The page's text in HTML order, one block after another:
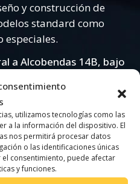
utilizamos tecnologías como las
a la información del dispositivo. El
nos permitirá procesar datos
o las identificaciones únicas
consentimiento, puede afectar
y funciones.
y construcción de
standard como
especiales.
a Alcobendas 14B, bajo
eléctrica|